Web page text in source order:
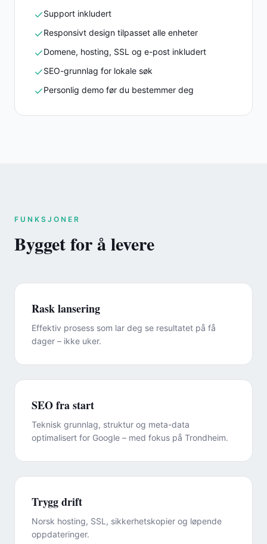
Support inkludert
Responsivt design tilpasset alle enheter
Domene, hosting, SSL og e-post inkludert
SEO-grunnlag for lokale søk
Personlig demo før du bestemmer deg
FUNKSJONER
Bygget for å levere
Rask lansering
Effektiv prosess som lar deg se resultatet på få
dager – ikke uker.
SEO fra start
Teknisk grunnlag, struktur og meta-data
optimalisert for Google – med fokus på Trondheim.
Trygg drift
Norsk hosting, SSL, sikkerhetskopier og løpende
oppdateringer.